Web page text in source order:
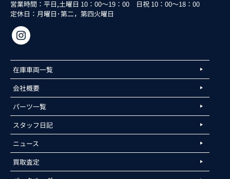
営業時間：平日,土曜日 10：00～19：00 日祝 10：00～18：00
定休日：月曜日･第二，第四火曜日
在庫車両一覧
会社概要
パーツ一覧
スタッフ日記
ニュース
買取査定